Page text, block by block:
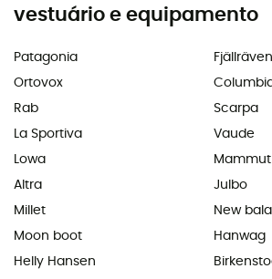
vestuário e equipamento
Patagonia
Ortovox
Rab
La Sportiva
Lowa
Altra
Millet
Moon boot
Helly Hansen
Fjällräven
Scarpa
Vaude
Mammut
Julbo
New
Hanwag